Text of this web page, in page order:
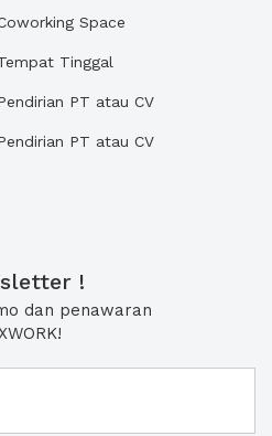
Space
Tinggal
PT atau CV
PT atau CV
!
dan penawaran